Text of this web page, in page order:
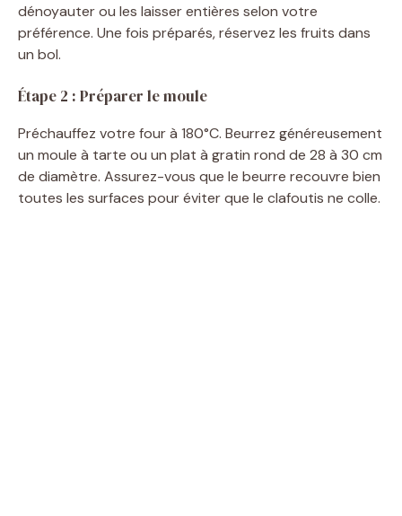
dénoyauter ou les laisser entières selon votre
préférence. Une fois préparés, réservez les fruits dans
un bol.
Étape 2 : Préparer le moule
Préchauffez votre four à 180°C. Beurrez généreusement
un moule à tarte ou un plat à gratin rond de 28 à 30 cm
de diamètre. Assurez-vous que le beurre recouvre bien
toutes les surfaces pour éviter que le clafoutis ne colle.